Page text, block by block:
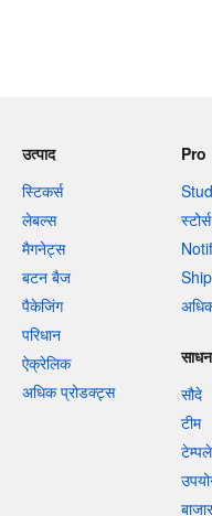
उत्पाद
स्टिकर्स
लेबल्स
मैगनेट्स
बटन बैज
पैकेजिंग
परिधान
ऐक्रेलिक
अधिक प्रोडक्ट्स
Pro
स्टोर्स
Ship
साधन
सौदे
टीम
बाजार